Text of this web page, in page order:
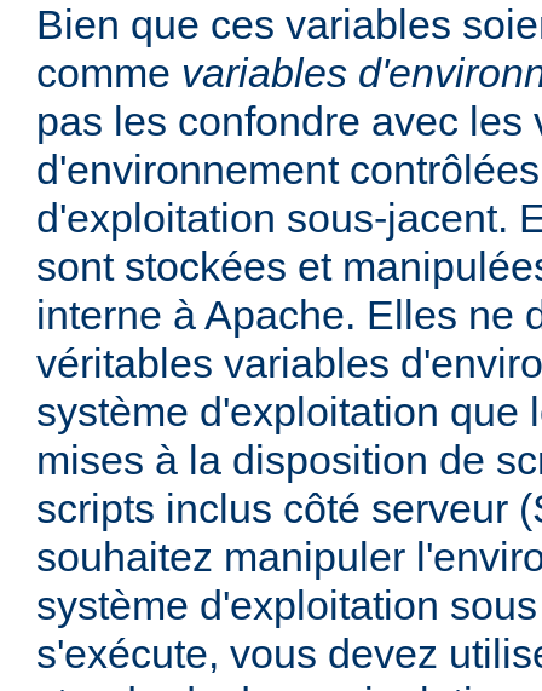
Bien que ces variables
comme variables
pas les confondre avec les
d'environnement
d'exploitation sous-jacent.
sont stockées et
interne à Apache. Elles ne
véritables variables
système d'exploitation que
mises à la disposition de
scripts inclus côté serveur
souhaitez manipuler
système d'exploitation
s'exécute, vous devez